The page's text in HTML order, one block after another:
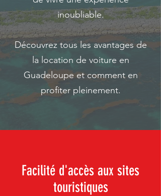
inoubliable.
Découvrez tous les avantages de
la location de voiture en
Guadeloupe et comment en
profiter pleinement.
Facilité d'accès aux sites
touristiques